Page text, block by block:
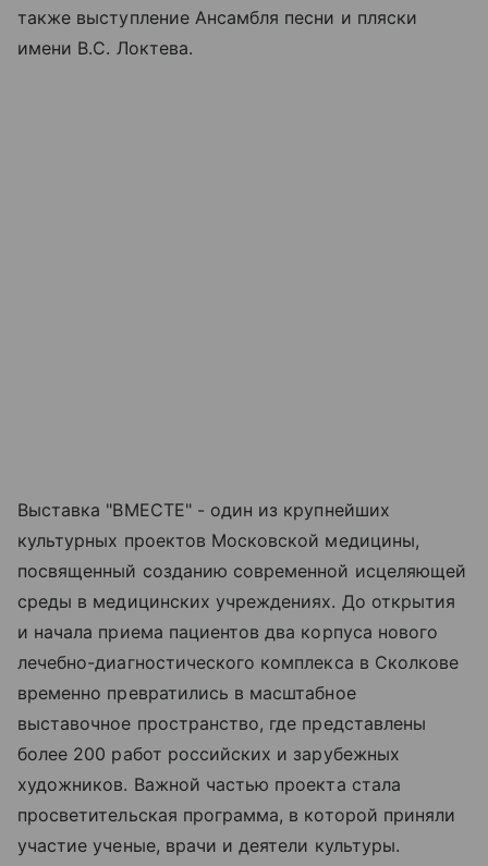
также выступление Ансамбля песни и пляски
имени В.С. Локтева.
Выставка "ВМЕСТЕ" - один из крупнейших
культурных проектов Московской медицины,
посвященный созданию современной исцеляющей
среды в медицинских учреждениях. До открытия
и начала приема пациентов два корпуса нового
лечебно-диагностического комплекса в Сколкове
временно превратились в масштабное
выставочное пространство, где представлены
более 200 работ российских и зарубежных
художников. Важной частью проекта стала
просветительская программа, в которой приняли
участие ученые, врачи и деятели культуры.